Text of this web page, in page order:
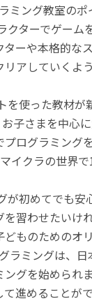
ミング教室のポ
ターでゲーム
ーや本格的な
アしていくよ
使った教材が
子さまを中心
ログラミング
イクラの世界
初めてでも安
を習わせたい
どものためのオ
ラミングは、
ングを始められ
進めることが